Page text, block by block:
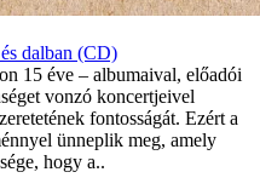
dalban (CD)
15 éve – albumaival, előadói
vonzó koncertjeivel
fontosságát. Ezért a
ünneplik meg, amely
hogy a..